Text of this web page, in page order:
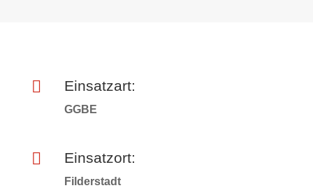
 Einsatzart:
GGBE
 Einsatzort:
Filderstadt